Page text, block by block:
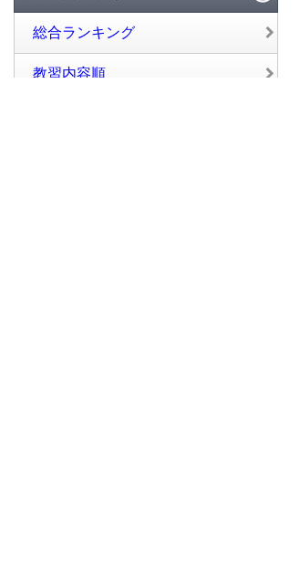
総合ランキング
教習内容順